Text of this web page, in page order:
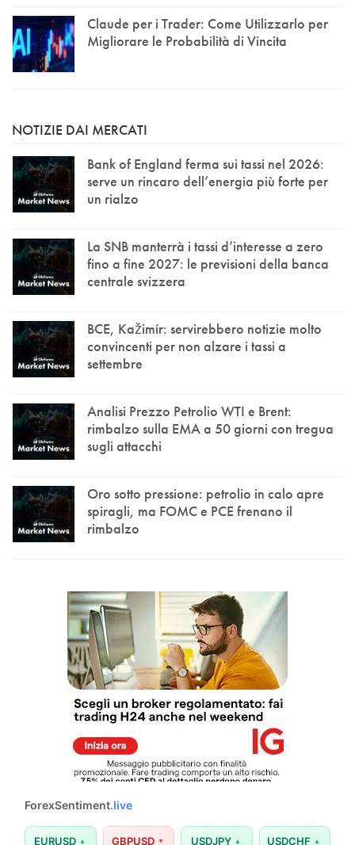
Claude per i Trader: Come Utilizzarlo per
Migliorare le Probabilità di Vincita
NOTIZIE DAI MERCATI
Bank of England ferma sui tassi nel 2026:
serve un rincaro dell’energia più forte per
un rialzo
La SNB manterrà i tassi d’interesse a zero
fino a fine 2027: le previsioni della banca
centrale svizzera
BCE, Kažimír: servirebbero notizie molto
convincenti per non alzare i tassi a
settembre
Analisi Prezzo Petrolio WTI e Brent:
rimbalzo sulla EMA a 50 giorni con tregua
sugli attacchi
Oro sotto pressione: petrolio in calo apre
spiragli, ma FOMC e PCE frenano il
rimbalzo
ForexSentiment.live
EURUSD GBPUSD USDJPY USDCHF